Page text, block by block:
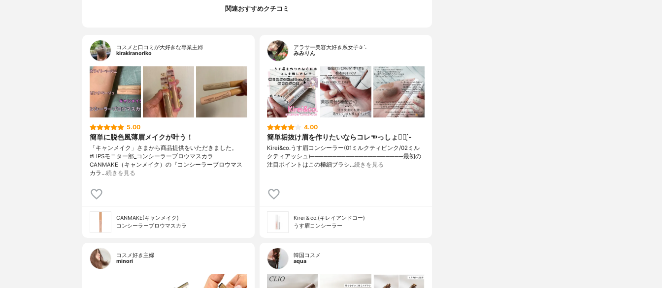
関連おすすめクチコミ
コスメと口コミが大好きな専業主婦
kirakiranoriko
5.00
簡単に脱色風薄眉メイクが叶う！
「キャンメイク」さまから商品提供をいただきました。
#LIPSモニター部_コンシーラーブロウマスカラ
CANMAKE（キャンメイク）の『コンシーラーブロウマス
カラ…続きを見る
CANMAKE(キャンメイク)
コンシーラーブロウマスカラ
アラサー美容大好き系女子✰ˊ˗
みみりん
4.00
簡単垢抜け眉を作りたいならコレ☜っしょ👍🏻 ̖́-
Kirei&co.うす眉コンシーラー(01ミルクティピンク/02ミル
クティアッシュ)─────────────────────最初の
注目ポイントはこの極細ブラシ…続きを見る
Kirei＆co.(キレイアンドコー)
うす眉コンシーラー
コスメ好き主婦
minori
韓国コスメ
aqua